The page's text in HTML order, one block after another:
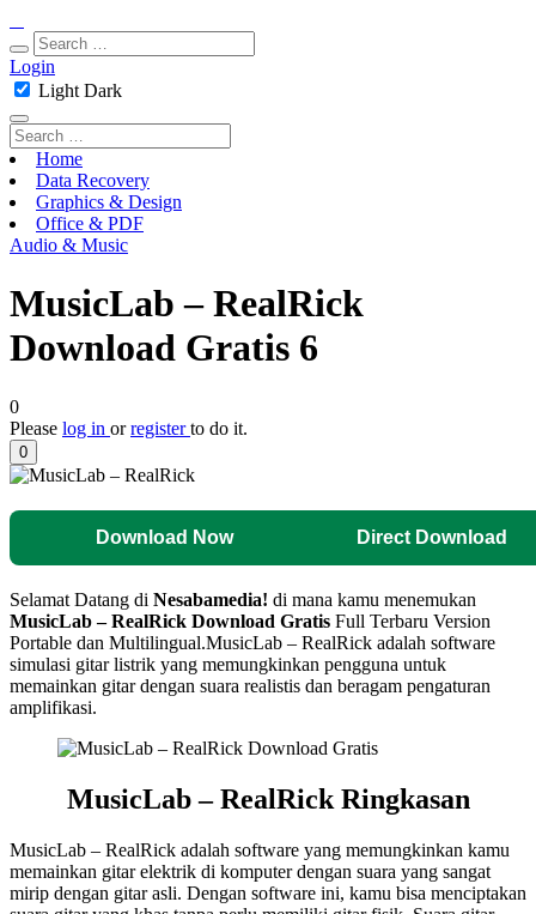
Login
Light Dark
Home
Data Recovery
Graphics & Design
Office & PDF
Audio & Music
MusicLab – RealRick
Download Gratis 6
0
Please log in orregisterto do it.
0
Download Now Direct Download
Selamat Datang di Nesabamedia! di mana kamu menemukan
MusicLab – RealRick Download Gratis Full Terbaru Version
Portable dan Multilingual.MusicLab – RealRick adalah software
simulasi gitar listrik yang memungkinkan pengguna untuk
memainkan gitar dengan suara realistis dan beragam pengaturan
amplifikasi.
MusicLab – RealRick Ringkasan
MusicLab – RealRick adalah software yang memungkinkan kamu
memainkan gitar elektrik di komputer dengan suara yang sangat
mirip dengan gitar asli. Dengan software ini, kamu bisa menciptakan